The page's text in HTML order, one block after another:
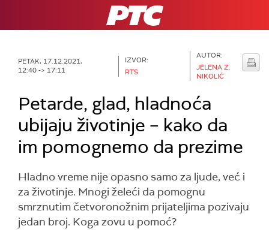
RTS
PETAK, 17.12.2021,
12:40 -> 17:11
IZVOR:
RTS
AUTOR:
JELENA Z.
NIKOLIĆ
Petarde, glad, hladnoća
ubijaju životinje – kako da
im pomognemo da prezime
Hladno vreme nije opasno samo za ljude, već i
za životinje. Mnogi želeći da pomognu
smrznutim četvoronožnim prijateljima pozivaju
jedan broj. Koga zovu u pomoć?